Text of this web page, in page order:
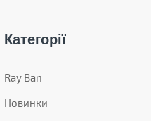
Категорії
Ray Ban
Новинки